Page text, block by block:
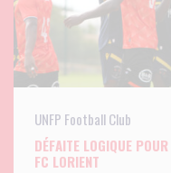
UNFP Football Club
DÉFAITE LOGIQUE
FC LORIENT